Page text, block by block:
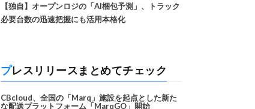
【独自】オープンロジの「AI梱包予測」、トラック
必要台数の迅速把握にも活用本格化
プレスリリースまとめてチェック
CBcloud、全国の「Marq」施設を起点とした新た
な配送プラットフォーム「MarqGO」開始